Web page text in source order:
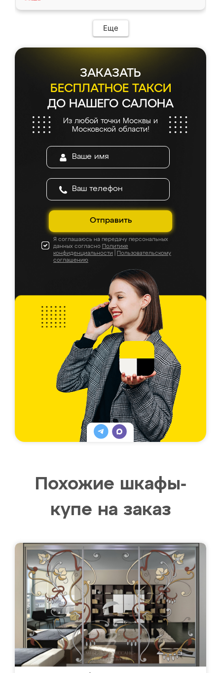
Еще
ЗАКАЗАТЬ
БЕСПЛАТНОЕ ТАКСИ
ДО НАШЕГО САЛОНА
Из любой точки Москвы и
Московской области!
Отправить
Я соглашаюсь на передачу персональных
данных согласно Политике
конфиденциальности
Пользовательскому
соглашению
Похожие шкафы-
купе на заказ